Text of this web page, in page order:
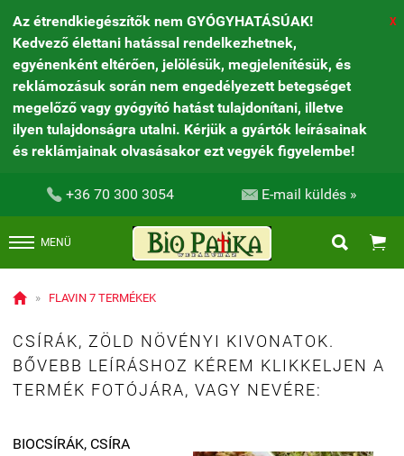
Az étrendkiegészítők nem GYÓGYHATÁSÚAK!
Kedvező élettani hatással rendelkezhetnek,
egyénenként eltérően, jelölésük, megjelenítésük, és
reklámozásuk során nem engedélyezett betegséget
megelőző vagy gyógyító hatást tulajdonítani, illetve
ilyen tulajdonságra utalni. Kérjük a gyártók leírásainak
és reklámjainak olvasásakor ezt vegyék figyelembe!
X
 +36 70 300 3054  E-mail küldés »
MENÜ  
 » FLAVIN 7 TERMÉKEK
CSÍRÁK, ZÖLD NÖVÉNYI KIVONATOK.
BŐVEBB LEÍRÁSHOZ KÉREM KLIKKELJEN A
TERMÉK FOTÓJÁRA, VAGY NEVÉRE:
BIOCSÍRÁK, CSÍRA